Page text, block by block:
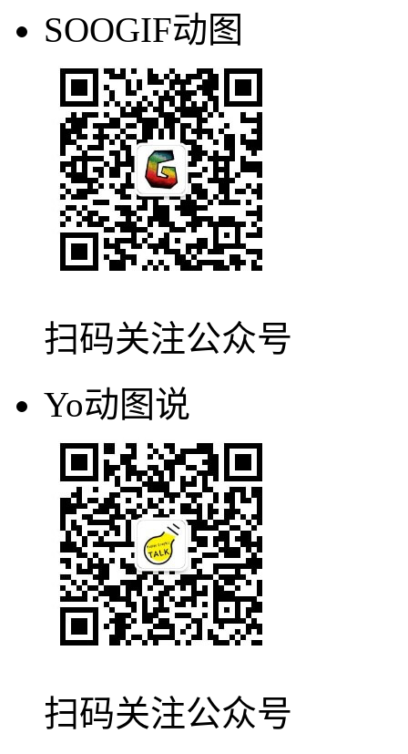
SOOGIF动图
扫码关注公众号
Yo动图说
扫码关注公众号